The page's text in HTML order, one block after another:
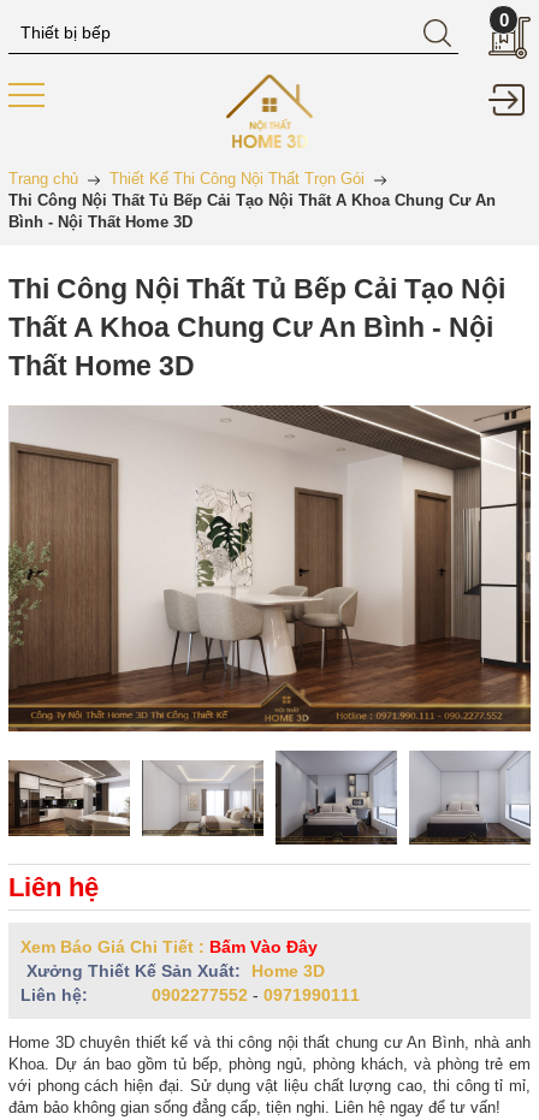
0
Trang chủ
Thiết Kế Thi Công Nội Thất Trọn Gói
Thi Công Nội Thất Tủ Bếp Cải Tạo Nội Thất A Khoa Chung Cư An
Bình - Nội Thất Home 3D
Thi Công Nội Thất Tủ Bếp Cải Tạo Nội
Thất A Khoa Chung Cư An Bình - Nội
Thất Home 3D
Liên hệ
Xem Báo Giá Chi Tiết : Bấm Vào Đây
Xưởng Thiết Kế Sản Xuất:
Home 3D
Liên hệ:
0902277552 - 0971990111
Home 3D chuyên thiết kế và thi công nội thất chung cư An Bình, nhà anh
Khoa. Dự án bao gồm tủ bếp, phòng ngủ, phòng khách, và phòng trẻ em
với phong cách hiện đại. Sử dụng vật liệu chất lượng cao, thi công tỉ mỉ,
đảm bảo không gian sống đẳng cấp, tiện nghi. Liên hệ ngay để tư vấn!